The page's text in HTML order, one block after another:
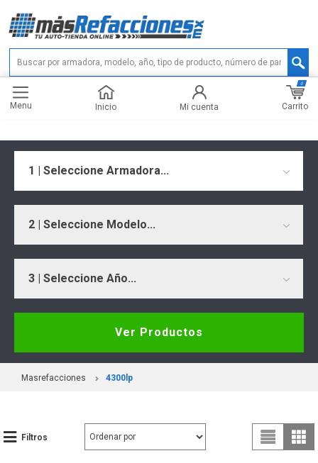
Menu Inicio Mi cuenta Carrito
0
1 | Seleccione Armadora...
2 | Seleccione Modelo...
3 | Seleccione Año...
Ver Productos
Masrefacciones 4300lp
Filtros